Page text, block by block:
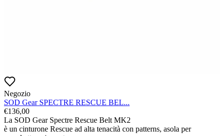
Negozio
SOD Gear SPECTRE RESCUE BEL...
€136,00
La SOD Gear Spectre Rescue Belt MK2
è un cinturone Rescue ad alta tenacità con patterns, asola per